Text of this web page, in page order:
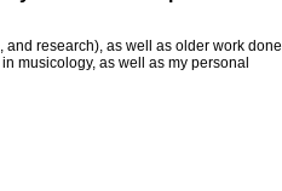
and research), as well as older work done
musicology, as well as my personal